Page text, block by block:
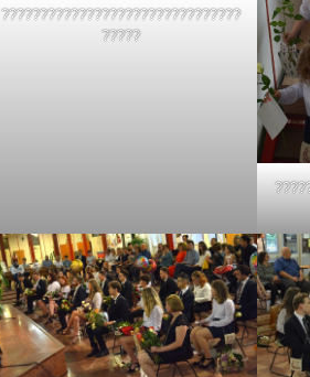
???????????????????????????????
?????